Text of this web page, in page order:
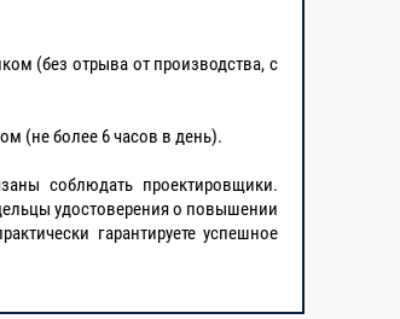
(без отрыва от производства, с
(не более 6 часов в день).
соблюдать проектировщики.
удостоверения о повышении
гарантируете успешное
8
2